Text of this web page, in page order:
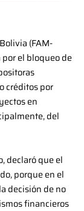
(FAM-
el bloqueo de
créditos por
en
del
declaró que el
porque en el
decisión de no
financieros